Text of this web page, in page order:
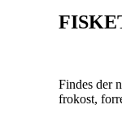
Findes der
frokost,